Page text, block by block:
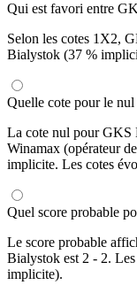
Qui est favori entre
Selon les cotes 1X2,
Bialystok (37 %
Quelle cote pour le
La cote nul pour GKS
Winamax (opérateur
implicite. Les cotes
Quel score probable
Le score probable
Bialystok est 2 - 2.
implicite).